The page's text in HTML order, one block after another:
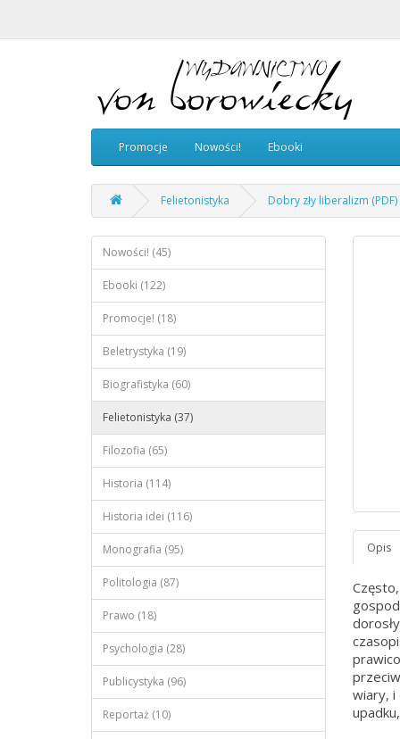
Promocje Nowości! Ebooki
Felietonistyka Dobry zły liberalizm
Nowości! (45)
Ebooki (122)
Promocje! (18)
Beletrystyka (19)
Biografistyka (60)
Felietonistyka (37)
Filozofia (65)
Historia (114)
Historia idei (116)
Monografia (95)
Politologia (87)
Prawo (18)
Psychologia (28)
Publicystyka (96)
Reportaż (10)
wiary, i